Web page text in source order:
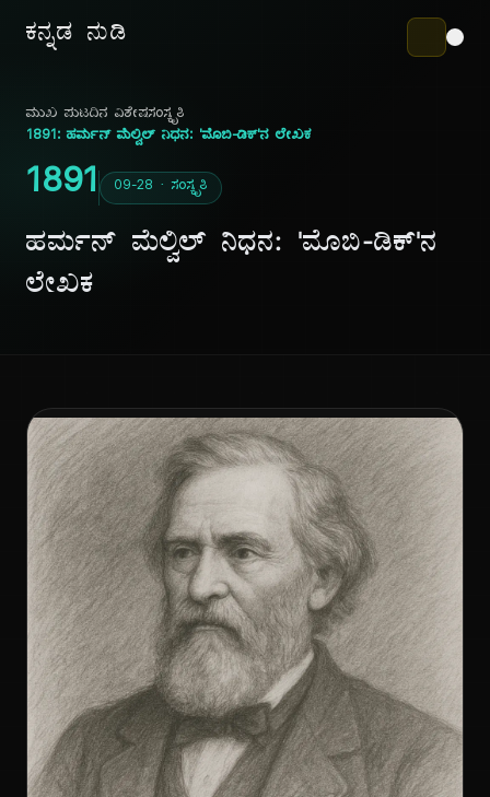
ಕನ್ನಡ ನುಡಿ
ಮುಖ ಪುಟದಿನ ವಿಶೇಷಸಂಸ್ಕೃತಿ
1891: ಹರ್ಮನ್ ಮೆಲ್ವಿಲ್ ನಿಧನ: 'ಮೊಬಿ-ಡಿಕ್'ನ ಲೇಖಕ
1891 09-28 · ಸಂಸ್ಕೃತಿ
ಹರ್ಮನ್ ಮೆಲ್ವಿಲ್ ನಿಧನ: 'ಮೊಬಿ-ಡಿಕ್'ನ
ಲೇಖಕ